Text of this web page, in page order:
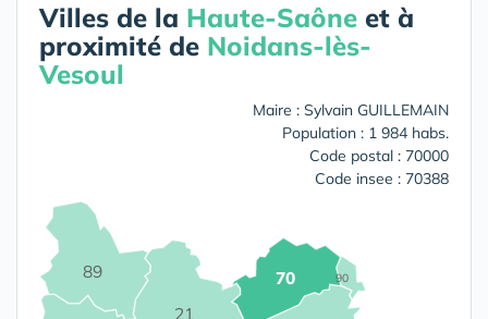
Villes de la Haute-Saône et à
proximité de Noidans-lès-
Vesoul
Maire : Sylvain GUILLEMAIN
Population : 1 984 habs.
Code postal : 70000
Code insee : 70388
21
70
89 90